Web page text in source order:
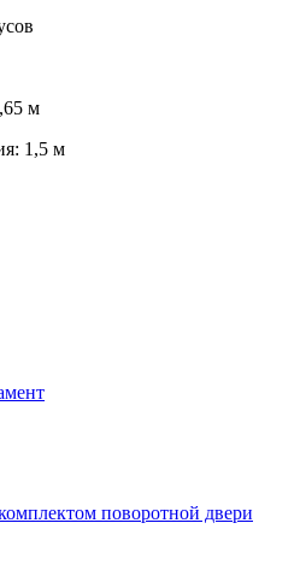
м
1,5 м
поворотной двери